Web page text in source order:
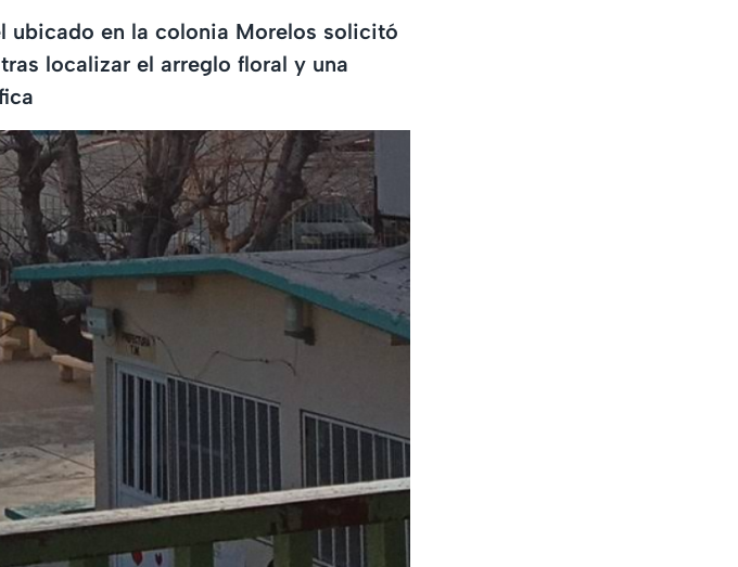
ubicado en la colonia Morelos solicitó
localizar el arreglo floral y una